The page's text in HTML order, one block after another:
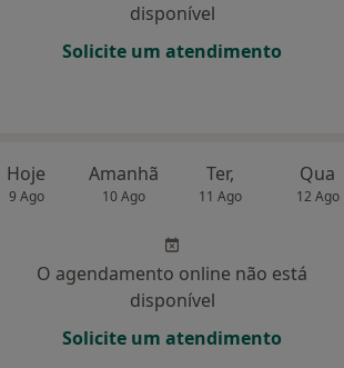
disponível
Solicite um atendimento
Hoje
9 Ago
Amanhã
10 Ago
Ter,
11 Ago
Qua
12 Ago
O agendamento online não está
disponível
Solicite um atendimento